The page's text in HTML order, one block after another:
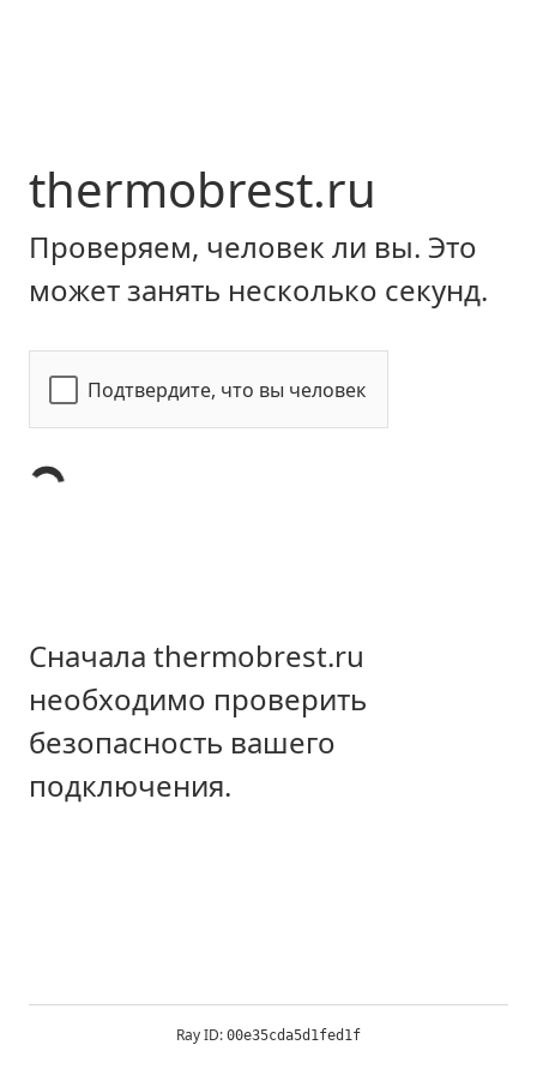
thermobrest.ru
Проверяем, человек ли вы. Это
может занять несколько секунд.
Подтвердите, что вы человек
Сначала thermobrest.ru
необходимо проверить
безопасность вашего
подключения.
Ray ID: 00e35cda5d1fed1f